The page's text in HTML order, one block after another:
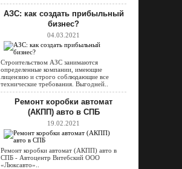
АЗС: как создать прибыльный
бизнес?
04.03.2021
Строительством АЗС занимаются
определенные компании, имеющие
лицензию и строго соблюдающие все
технические требования. Выгодней..
Ремонт коробки автомат
(АКПП) авто в СПБ
19.02.2021
Ремонт коробки автомат (АКПП) авто в
СПБ - Автоцентр Витебский ООО
«Люксавто»..